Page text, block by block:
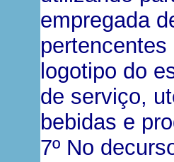
empregada
logotipo do
de serviço,
bebidas e
7º No